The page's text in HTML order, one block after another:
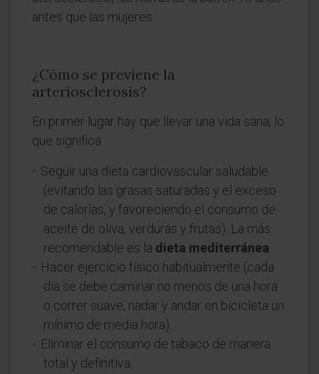
antes que las mujeres.
¿Cómo se previene la
arteriosclerosis?
En primer lugar hay que llevar una vida sana, lo
que significa:
Seguir una dieta cardiovascular saludable
(evitando las grasas saturadas y el exceso
de calorías, y favoreciendo el consumo de
aceite de oliva, verduras y frutas). La más
recomendable es la dieta mediterránea.
Hacer ejercicio físico habitualmente (cada
día se debe caminar no menos de una hora
o correr suave, nadar y andar en bicicleta un
mínimo de media hora).
Eliminar el consumo de tabaco de manera
total y definitiva.